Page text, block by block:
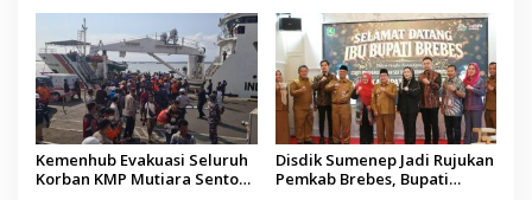
Kemenhub Evakuasi Seluruh
Korban KMP Mutiara Sentosa
Disdik Sumenep Jadi Rujukan
Pemkab Brebes, Bupati